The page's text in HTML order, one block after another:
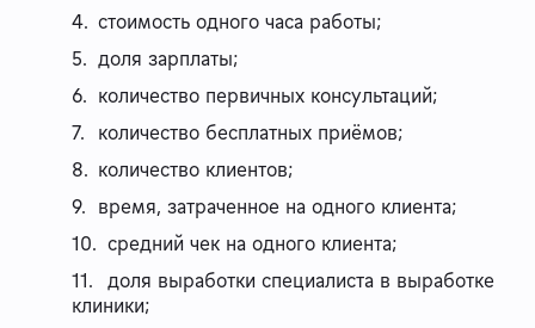
стоимость одного часа работы;
доля зарплаты;
количество первичных консультаций;
количество бесплатных приёмов;
количество клиентов;
время, затраченное на одного клиента;
средний чек на одного клиента;
доля выработки специалиста в выработке
клиники;